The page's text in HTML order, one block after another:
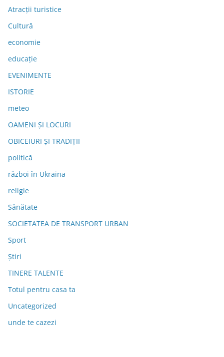
Atracții turistice
Cultură
economie
educație
EVENIMENTE
ISTORIE
meteo
OAMENI ȘI LOCURI
OBICEIURI ȘI TRADIȚII
politică
război în Ukraina
religie
Sănătate
SOCIETATEA DE TRANSPORT URBAN
Sport
Știri
TINERE TALENTE
Totul pentru casa ta
Uncategorized
unde te cazezi